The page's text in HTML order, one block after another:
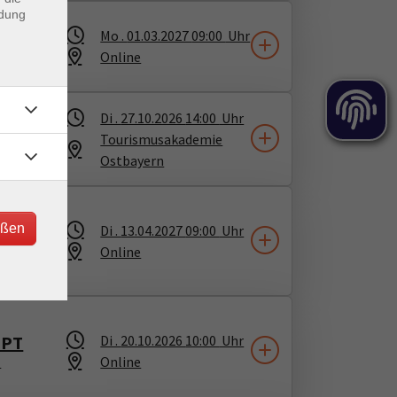
Mo . 01.03.2027 09:00 Uhr
Online
Di . 27.10.2026 14:00 Uhr
Tourismusakademie
Ostbayern
Di . 13.04.2027 09:00 Uhr
Online
Di . 20.10.2026 10:00 Uhr
Online